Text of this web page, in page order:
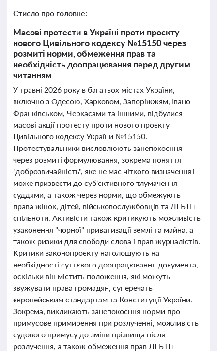
Стисло про головне:
Масові протести в Україні проти проєкту
нового Цивільного кодексу №15150 через
розмиті норми, обмеження прав та
необхідність доопрацювання перед другим
читанням
У травні 2026 року в багатьох містах України,
включно з Одесою, Харковом, Запоріжжям, Івано-
Франківськом, Черкасами та іншими, відбулися
масові акції протесту проти нового проєкту
Цивільного кодексу України №15150.
Протестувальники висловлюють занепокоєння
через розмиті формулювання, зокрема поняття
"доброзвичайність", яке не має чіткого визначення і
може призвести до суб'єктивного тлумачення
суддями, а також через норми, що обмежують
права жінок, дітей, військовослужбовців та ЛГБТІ+
спільноти. Активісти також критикують можливість
узаконення "чорної" приватизації землі та майна, а
також ризики для свободи слова і прав журналістів.
Критики законопроєкту наголошують на
необхідності суттєвого доопрацювання документа,
оскільки він містить положення, які можуть
звужувати права громадян, суперечать
європейським стандартам та Конституції України.
Зокрема, викликають занепокоєння норми про
примусове примирення при розлученні, можливість
судового примусу до зміни прізвища після
розлучення, а також обмеження прав ЛГБТІ+